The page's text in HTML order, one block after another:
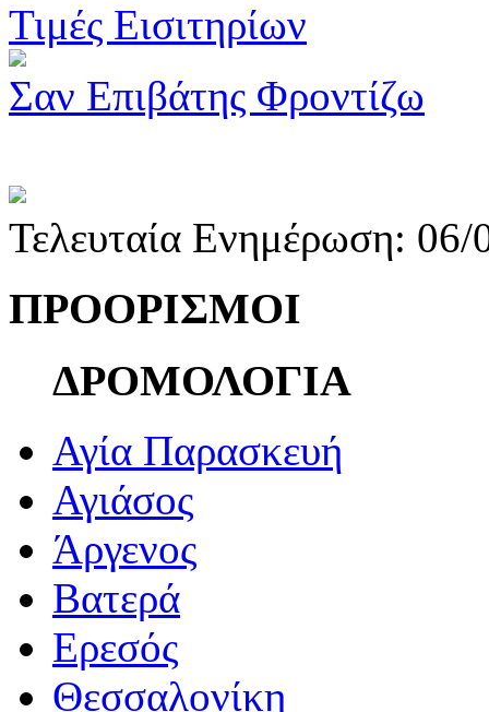
Τιμές Εισιτηρίων
Σαν Επιβάτης Φροντίζω
Τελευταία Ενημέρωση:
ΠΡΟΟΡΙΣΜΟΙ
ΔΡΟΜΟΛΟΓΙΑ
Αγία Παρασκευή
Αγιάσος
Άργενος
Βατερά
Ερεσός
Θεσσαλονίκη